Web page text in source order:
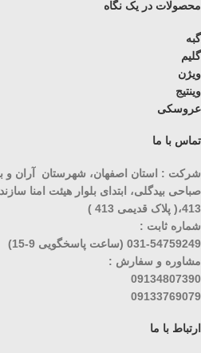
محصولات در یک نگاه
گبه
گلیم
ویژن
وینتیج
عروسکی
تماس با ما
شرکت : استان اصفهان، شهرستان آران و
صباحی بیدگلی، ابتدای بلوار هیئت امنا
413،( پلاک قدیمی 413 )
شماره ثابت :
031-54759249 (ساعت پاسخگویی 9-15)
مشاوره و سفارش :
09134807390
09133769079
ارتباط با ما